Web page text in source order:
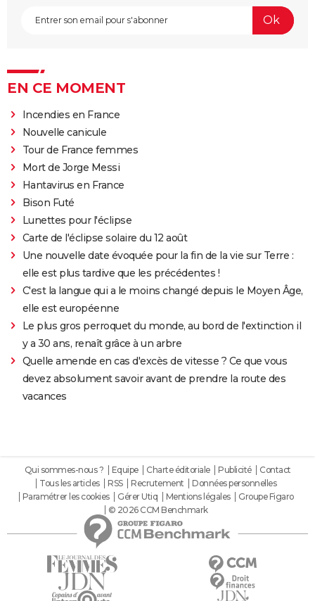
EN CE MOMENT
Incendies en France
Nouvelle canicule
Tour de France femmes
Mort de Jorge Messi
Hantavirus en France
Bison Futé
Lunettes pour l'éclipse
Carte de l'éclipse solaire du 12 août
Une nouvelle date évoquée pour la fin de la vie sur Terre :
elle est plus tardive que les précédentes !
C'est la langue qui a le moins changé depuis le Moyen Âge,
elle est européenne
Le plus gros perroquet du monde, au bord de l'extinction il
y a 30 ans, renaît grâce à un arbre
Quelle amende en cas d'excès de vitesse ? Ce que vous
devez absolument savoir avant de prendre la route des
vacances
Qui sommes-nous ? Equipe Charte éditoriale Publicité
Contact
Tous les articles
RSS Recrutement
Données personnelles
Paramétrer les cookies
Gérer Utiq Mentions légales
Groupe Figaro
© 2026 CCM Benchmark